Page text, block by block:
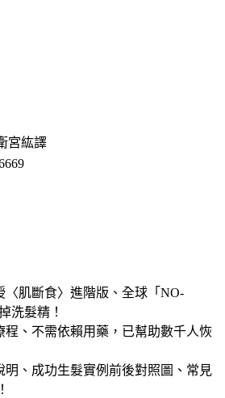
宮紘譯
肌斷食〉進階版、全球「NO-
洗髮精！
、不需依賴用藥，已幫助數千人恢
、成功生髮實例前後對照圖、常見